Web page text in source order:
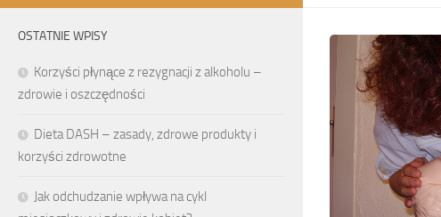
OSTATNIE WPISY
Korzyści płynące z rezygnacji z alkoholu –
zdrowie i oszczędności
Dieta DASH – zasady, zdrowe produkty i
korzyści zdrowotne
Jak odchudzanie wpływa na cykl